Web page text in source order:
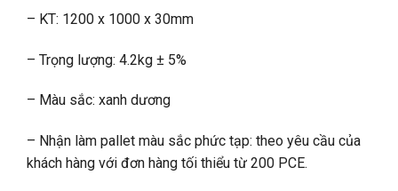
– KT: 1200 x 1000 x 30mm
– Trọng lượng: 4.2kg ± 5%
– Màu sắc: xanh dương
– Nhận làm pallet màu sắc phức tạp: theo yêu cầu của
khách hàng với đơn hàng tối thiểu từ 200 PCE.